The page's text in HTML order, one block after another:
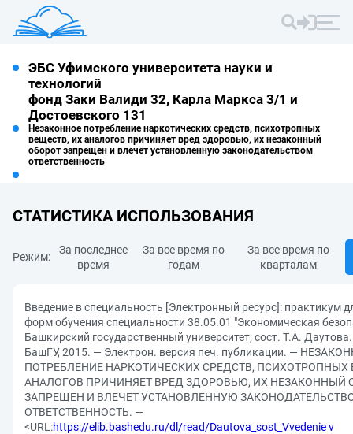
ЭБС Уфимского университета науки и
технологий
фонд Заки Валиди 32, Карла Маркса 3/1 и
Достоевского 131
Незаконное потребление наркотических средств, психотропных
веществ, их аналогов причиняет вред здоровью, их незаконный
оборот запрещен и влечет установленную законодательством
ответственность
СТАТИСТИКА ИСПОЛЬЗОВАНИЯ
Режим:
За последнее
время
За все время по
годам
За все время по
кварталам
Введение в специальность [Электронный ресурс]: практикум
форм обучения специальности 38.05.01 "Экономическая
Башкирский государственный университет; сост. Т.А.
БашГУ, 2015. — Электрон. версия печ. публикации. —
ПОТРЕБЛЕНИЕ НАРКОТИЧЕСКИХ СРЕДСТВ, ПСИХОТРОПНЫХ
АНАЛОГОВ ПРИЧИНЯЕТ ВРЕД ЗДОРОВЬЮ, ИХ НЕЗАКОННЫЙ
ЗАПРЕЩЕН И ВЛЕЧЕТ УСТАНОВЛЕННУЮ
ОТВЕТСТВЕННОСТЬ. —
<URL:https://elib.bashedu.ru/dl/read/Dautova_sost_Vvedenie v